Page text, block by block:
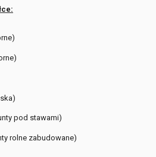
pod stawami)
rolne zabudowane)